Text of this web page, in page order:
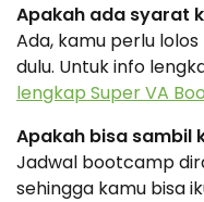
Apakah ada syarat
Ada, kamu perlu
dulu. Untuk info
lengkap Super VA
Apakah bisa sambil
Jadwal bootcamp
sehingga kamu bisa